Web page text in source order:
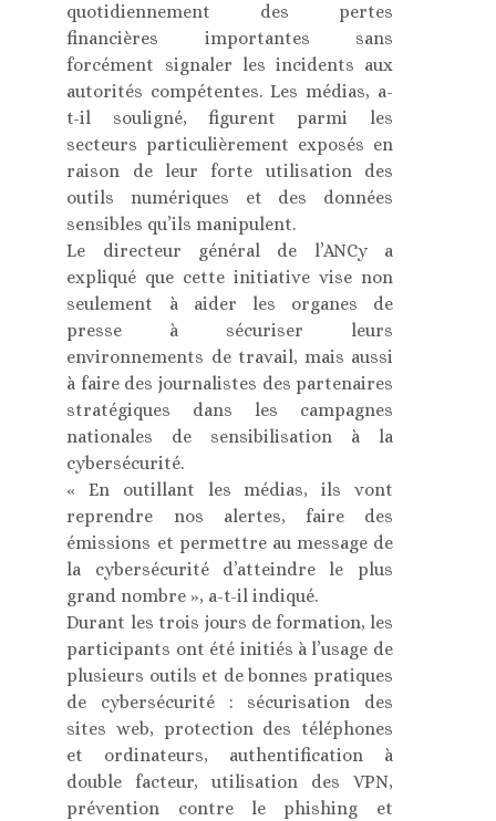
quotidiennement des pertes
financières importantes sans
forcément signaler les incidents aux
autorités compétentes. Les médias, a-
t-il souligné, figurent parmi les
secteurs particulièrement exposés en
raison de leur forte utilisation des
outils numériques et des données
sensibles qu’ils manipulent.
Le directeur général de l’ANCy a
expliqué que cette initiative vise non
seulement à aider les organes de
presse à sécuriser leurs
environnements de travail, mais aussi
à faire des journalistes des partenaires
stratégiques dans les campagnes
nationales de sensibilisation à la
cybersécurité.
« En outillant les médias, ils vont
reprendre nos alertes, faire des
émissions et permettre au message de
la cybersécurité d’atteindre le plus
grand nombre », a-t-il indiqué.
Durant les trois jours de formation, les
participants ont été initiés à l’usage de
plusieurs outils et de bonnes pratiques
de cybersécurité : sécurisation des
sites web, protection des téléphones
et ordinateurs, authentification à
double facteur, utilisation des VPN,
prévention contre le phishing et